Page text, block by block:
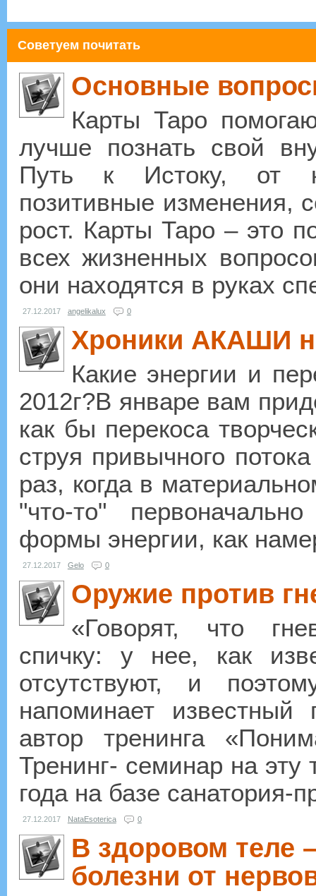
Советуем почитать
Основные
Карты Таро
лучше познать свой
Путь к Истоку, от
позитивные изменения,
рост. Карты Таро – это
всех жизненных
они находятся в руках
27.12.2017 angelikalux 0
Хроники АКАШИ
Какие энергии и
2012г?В январе вам
как бы перекоса
струя привычного
раз, когда в
"что-то"
формы энергии, как
27.12.2017 Gelo 0
Оружие против
«Говорят, что
спичку: у нее, как
отсутствуют, и
напоминает известный
автор тренинга
Тренинг- семинар на
года на базе санатория-
27.12.2017 NataEsoterica 0
В здоровом теле
болезни от